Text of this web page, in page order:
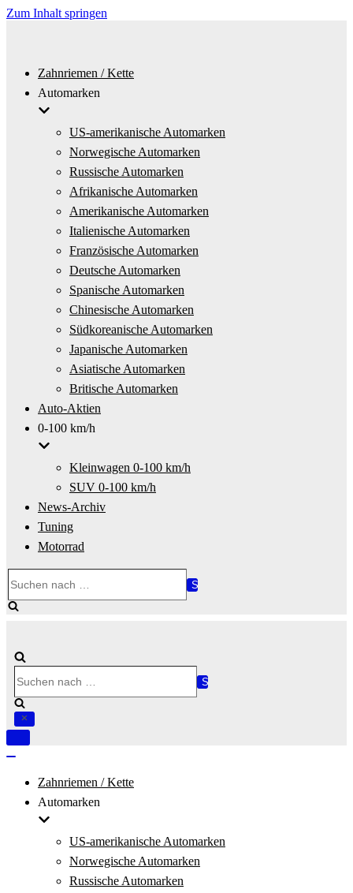
Zum Inhalt springen
Zahnriemen / Kette
Automarken
US-amerikanische Automarken
Norwegische Automarken
Russische Automarken
Afrikanische Automarken
Amerikanische Automarken
Italienische Automarken
Französische Automarken
Deutsche Automarken
Spanische Automarken
Chinesische Automarken
Südkoreanische Automarken
Japanische Automarken
Asiatische Automarken
Britische Automarken
Auto-Aktien
0-100 km/h
Kleinwagen 0-100 km/h
SUV 0-100 km/h
News-Archiv
Tuning
Motorrad
nach …
nach …
Navigation
Zahnriemen / Kette
Automarken
US-amerikanische Automarken
Norwegische Automarken
Russische Automarken